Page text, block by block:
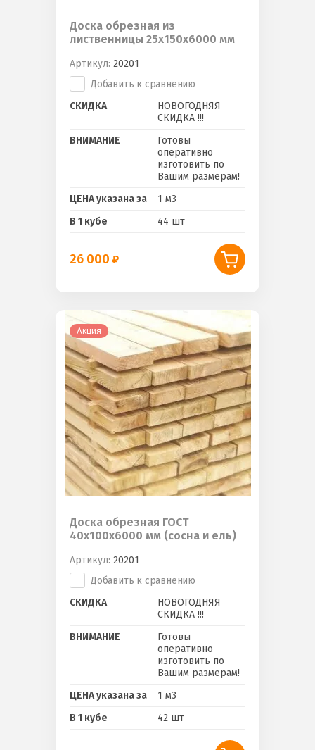
Доска обрезная из
лиственницы 25х150х6000 мм
Артикул: 20201
Добавить к сравнению
СКИДКА
НОВОГОДНЯЯ
СКИДКА !!!
ВНИМАНИЕ
Готовы
оперативно
изготовить по
Вашим размерам!
ЦЕНА указана за
1 м3
В 1 кубе
44 шт
26 000
Акция
Доска обрезная ГОСТ
40х100х6000 мм (сосна и ель)
Артикул: 20201
Добавить к сравнению
СКИДКА
НОВОГОДНЯЯ
СКИДКА !!!
ВНИМАНИЕ
Готовы
оперативно
изготовить по
Вашим размерам!
ЦЕНА указана за
1 м3
В 1 кубе
42 шт